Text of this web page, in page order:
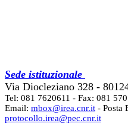
Sede istituzionale
Via Diocleziano 328 -
Tel: 081 7620611 - Fax: 081
Email: mbox@irea.cnr.it - Posta
protocollo.irea@pec.cnr.it